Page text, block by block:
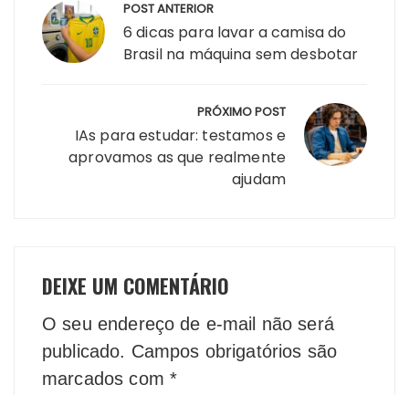
de
Post
POST ANTERIOR
6 dicas para lavar a camisa do
Brasil na máquina sem desbotar
PRÓXIMO POST
IAs para estudar: testamos e
aprovamos as que realmente
ajudam
DEIXE UM COMENTÁRIO
O seu endereço de e-mail não será
publicado. Campos obrigatórios são
marcados com *